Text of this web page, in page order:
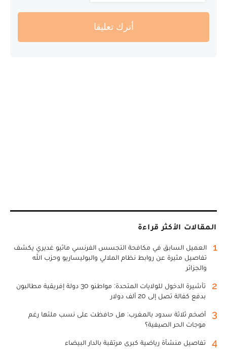
أترك تعليقا
المقالات الأكثر قراءة
1
العميل السابق في مكافحة التجسس الفرنسي ماثيو غديري يكشف
تفاصيل مثيرة عن روابط نظام الملالي والبوليساريو وحزب الله
والجزائر
2
تأشيرة الدخول للولايات المتحدة: مواطنو 30 دولة إفريقية مطالبون
بدفع كفالة تصل إلى 20 ألف دولار
3
أضخم ثلاثة سدود بالمغرب: هل حافظت على نسب ملئها رغم
موجات الحر الصيفية؟
4 تفاصيل منشأة رياضية كبرى مرتقبة بالدار البيضاء